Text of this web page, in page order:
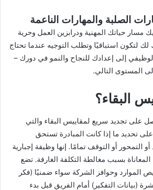
الصلبة والمهارات الناعمة
مسار حياتك المهنية ودرابزين العمل وحرية
لك لتكون استباقيًا وتطلب التوجيه عندما تحتاج
إلى إعدادك للنجاح والنمو في دورك –
المستوى التالي.
البقاء؟
على تجديد سريع لمقاييس البقاء والتي
تحديد ما إذا كانت المبادرة تستحق
التمحور أو التوقف تمامًا. إنها وظيفة إجبارية
بسبب مغالطة التكلفة الغارقة. تضع
الموارد وحوافز الشركة سواء ضمنيًا (فكر
(بيانات التفكير) أمام الفريق قبل بدء